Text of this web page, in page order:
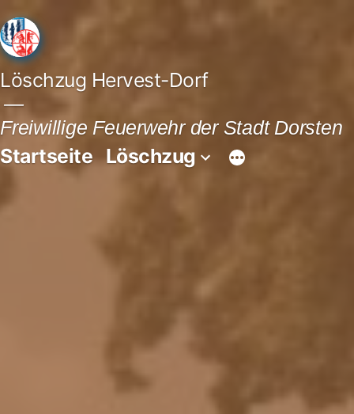
Löschzug Hervest-Dorf
Freiwillige Feuerwehr der Stadt Dorsten
Startseite Löschzug